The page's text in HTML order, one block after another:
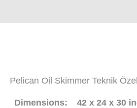
Pelican Oil Skimmer Teknik
Dimensions:
42 x 24 x 30